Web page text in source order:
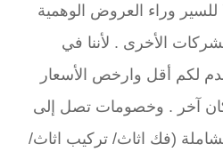
للسير وراء العروض الوهمية
الأخرى . لأننا في
لكم أقل وارخص الأسعار
آخر . وخصومات تصل إلى
(فك اثاث/ تركيب اثاث/